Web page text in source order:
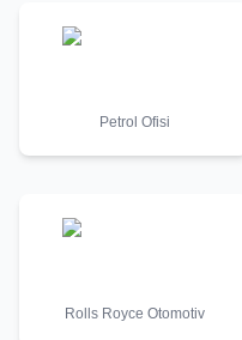
Petrol Ofisi
Rolls Royce Otomotiv